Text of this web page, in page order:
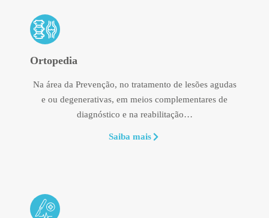
Ortopedia
Na área da Prevenção, no tratamento de lesões agudas
e ou degenerativas, em meios complementares de
diagnóstico e na reabilitação…
Saiba mais